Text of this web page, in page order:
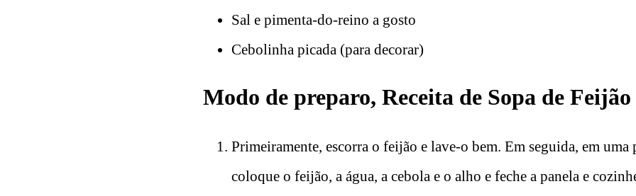
Sal e pimenta-do-reino a gosto
Cebolinha picada (para decorar)
Modo de preparo, Receita de Sopa de
Primeiramente, escorra o feijão e lave-o bem. Em seguida, em uma
coloque o feijão, a água, a cebola e o alho e feche a panela e